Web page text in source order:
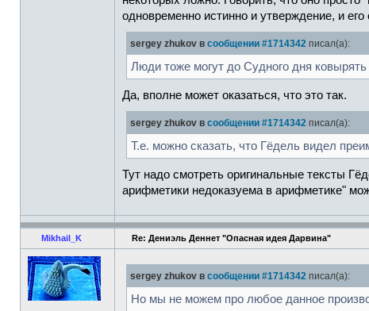
одновременно истинно и утверждение, и его
sergey zhukov в сообщении #1714342 писал(а):
Люди тоже могут до Судного дня
Да, вполне может оказаться, что это так.
sergey zhukov в сообщении #1714342 писал(а):
Т.е. можно сказать, что Гёдель видел
Тут надо смотреть оригинальные тексты
арифметики недоказуема в арифметике"
Mikhail_K Re: Дениэль Деннет "Опасная идея Дарвина"
sergey zhukov в сообщении #1714342 писал(а):
Но мы не можем про любое данное